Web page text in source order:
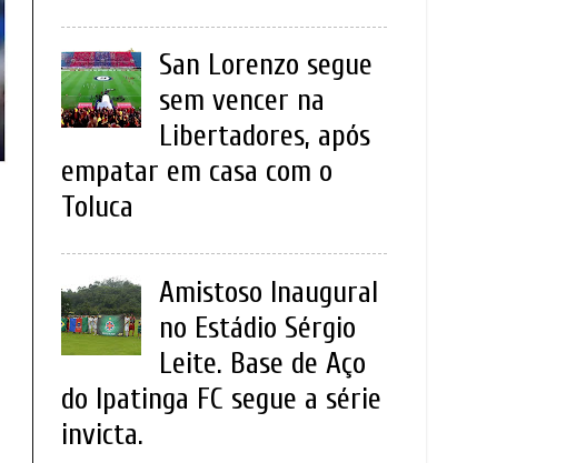
San Lorenzo segue
sem vencer na
Libertadores, após
empatar em casa com o
Toluca
Amistoso Inaugural
no Estádio Sérgio
Leite. Base de Aço
do Ipatinga FC segue a série
invicta.